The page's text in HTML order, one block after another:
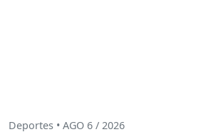
Deportes • AGO 6 / 2026